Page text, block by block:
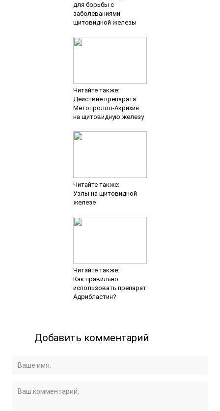
для борьбы с
заболеваниями
щитовидной железы
Читайте также:
Действие препарата
Метопролол-Акрихин
на щитовидную железу
Читайте также:
Узлы на щитовидной
железе
Читайте также:
Как правильно
использовать препарат
Адрибластин?
Добавить комментарий